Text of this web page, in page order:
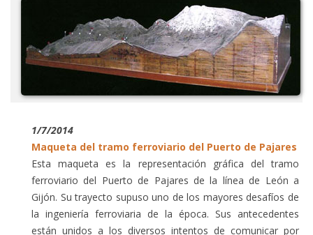
1/7/2014
Maqueta del tramo ferroviario del Puerto de Pajares
Esta maqueta es la representación gráfica del tramo
ferroviario del Puerto de Pajares de la línea de León a
Gijón. Su trayecto supuso uno de los mayores desafíos de
la ingeniería ferroviaria de la época. Sus antecedentes
están unidos a los diversos intentos de comunicar por